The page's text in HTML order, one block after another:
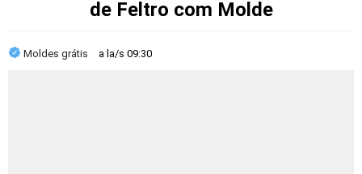
de Feltro com Molde
Moldes grátis a la/s 09:30